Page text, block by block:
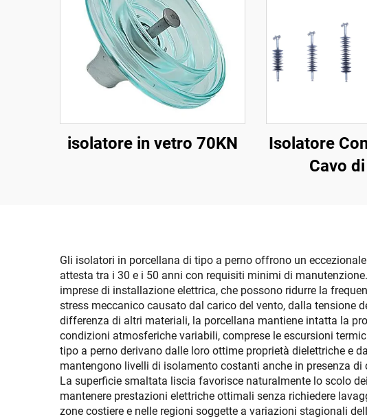
isolatore in vetro 70KN
Isolatore
Cavo
Gli isolatori in porcellana di tipo a perno offrono un
attesta tra i 30 e i 50 anni con requisiti minimi di
imprese di installazione elettrica, che possono ridurre la
stress meccanico causato dal carico del vento, dalla tensione
differenza di altri materiali, la porcellana mantiene intatta la
condizioni atmosferiche variabili, comprese le escursioni
tipo a perno derivano dalle loro ottime proprietà dielettriche e
mantengono livelli di isolamento costanti anche in presenza
La superficie smaltata liscia favorisce naturalmente lo scolo
mantenere prestazioni elettriche ottimali senza richiedere
zone costiere e nelle regioni soggette a variazioni stagionali